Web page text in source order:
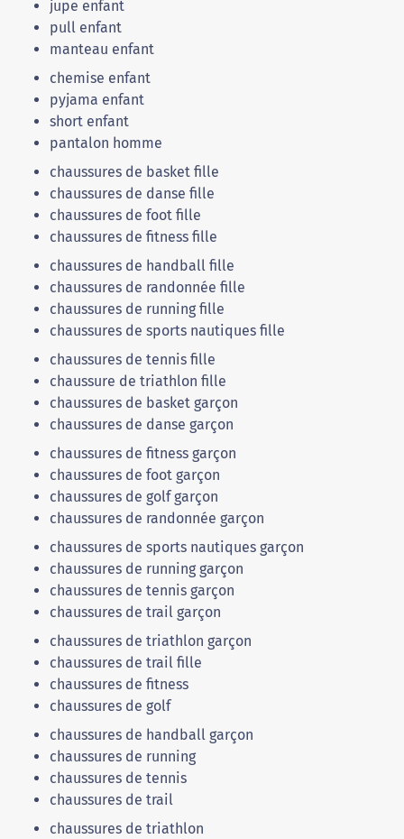
jupe enfant
pull enfant
manteau enfant
chemise enfant
pyjama enfant
short enfant
pantalon homme
chaussures de basket fille
chaussures de danse fille
chaussures de foot fille
chaussures de fitness fille
chaussures de handball fille
chaussures de randonnée fille
chaussures de running fille
chaussures de sports nautiques fille
chaussures de tennis fille
chaussure de triathlon fille
chaussures de basket garçon
chaussures de danse garçon
chaussures de fitness garçon
chaussures de foot garçon
chaussures de golf garçon
chaussures de randonnée garçon
chaussures de sports nautiques garçon
chaussures de running garçon
chaussures de tennis garçon
chaussures de trail garçon
chaussures de triathlon garçon
chaussures de trail fille
chaussures de fitness
chaussures de golf
chaussures de handball garçon
chaussures de running
chaussures de tennis
chaussures de trail
chaussures de triathlon